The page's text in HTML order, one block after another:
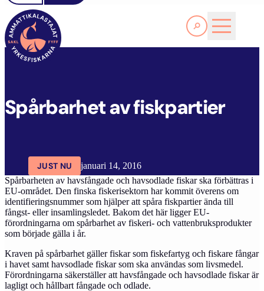
Läs Mer
FYFF
Spårbarhet av fiskpartier
JUST NU
januari 14, 2016
Spårbarheten av havsfångade och havsodlade fiskar ska förbättras i
EU-området. Den finska fiskerisektorn har kommit överens om
identifieringsnummer som hjälper att spåra fiskpartier ända till
fångst- ellerinsamlingsledet. Bakom det här ligger EU-
förordningarna om spårbarhet av fiskeri- och vattenbruksprodukter
som började gälla i år.
Kraven på spårbarhet gäller fiskar som fiskefartyg och fiskare fångar
i havet samt havsodlade fiskar som ska användas som livsmedel.
Förordningarna säkerställer att havsfångade och havsodlade fiskar är
lagligt och hållbart fångade och odlade.